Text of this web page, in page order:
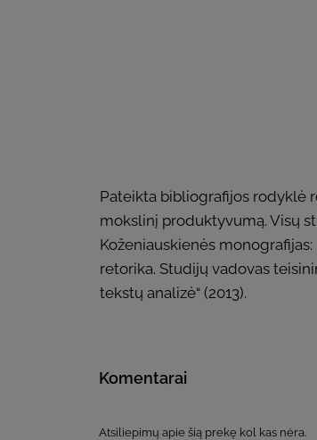
Pateikta bibliografijos rodyklė
mokslinį produktyvumą. Visų
Koženiauskienės monografijas:
retorika. Studijų vadovas
tekstų analizė“ (2013).
Komentarai
Atsiliepimų apie šią prekę kol kas nėra.